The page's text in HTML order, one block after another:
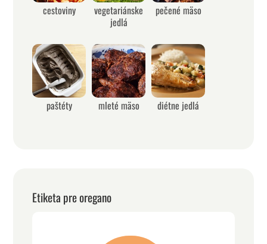
cestoviny
vegetariánske
jedlá
pečené mäso
paštéty mleté mäso diétne jedlá
Etiketa pre oregano